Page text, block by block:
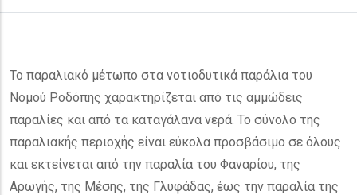
Το παραλιακό μέτωπο στα νοτιοδυτικά παράλια του
Νομού Ροδόπης χαρακτηρίζεται από τις αμμώδεις
παραλίες και από τα καταγάλανα νερά. Το σύνολο της
παραλιακής περιοχής είναι εύκολα προσβάσιμο σε όλους
και εκτείνεται από την παραλία του Φαναρίου, της
Αρωγής, της Μέσης, της Γλυφάδας, έως την παραλία της